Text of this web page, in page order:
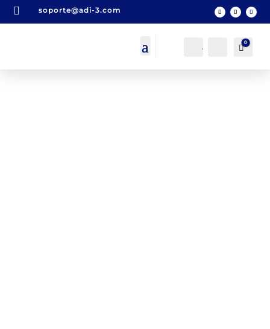
 soporte@adi-3.com
Acceso BuscarCarro
0